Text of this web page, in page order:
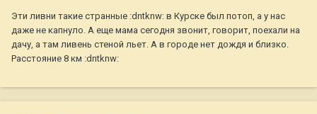
Эти ливни такие странные :dntknw: в Курске был потоп, а у нас
даже не капнуло. А еще мама сегодня звонит, говорит, поехали на
дачу, а там ливень стеной льет. А в городе нет дождя и близко.
Расстояние 8 км :dntknw: